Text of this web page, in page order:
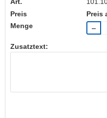
Preis
Preis
Menge
Zusatztext: